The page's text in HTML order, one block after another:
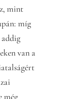
mint
míg
van a
még